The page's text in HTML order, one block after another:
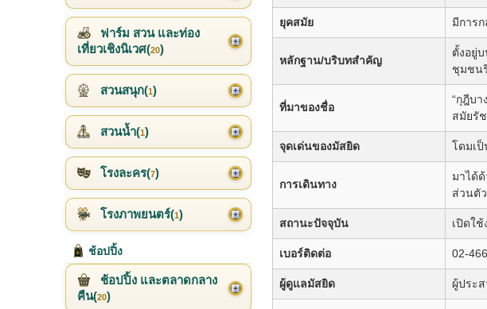
ยุคสมัย มีการ
หลักฐาน/บริบทสำคัญ
ตั้งอยู่
ชุมชน
ที่มาของชื่อ
“กุฎีบ
สมัยรั
จุดเด่นของมัสยิด โดมเ
การเดินทาง
มาได้
ส่วนตั
สถานะปัจจุบัน เปิดใ
เบอร์ติดต่อ 02-
ผู้ดูแลมัสยิด ผู้ประ
ฟาร์ม สวน และท่อง
เที่ยวเชิงนิเวศ(20)
สวนสนุก(1)
สวนน้ำ(1)
โรงละคร(7)
โรงภาพยนตร์(1)
ช้อปปิ้ง
ช้อปปิ้ง และตลาดกลาง
คืน(20)